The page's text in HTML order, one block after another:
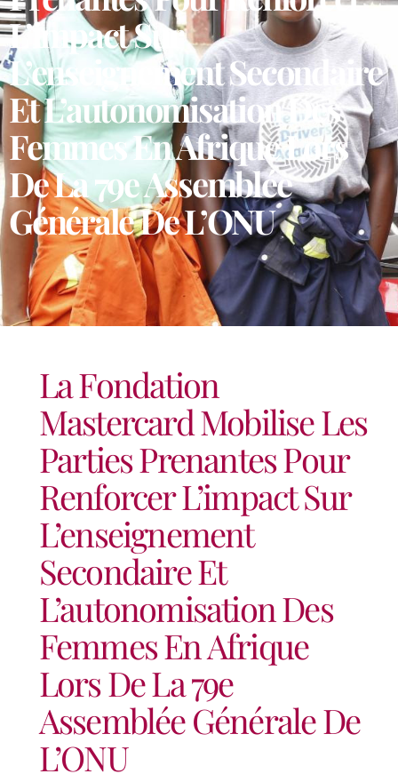
L’impact Sur
L’enseignement Secondaire
Et L’autonomisation Des
Femmes En Afrique Lors
De La 79e Assemblée
Générale De L’ONU
La Fondation
Mastercard Mobilise Les
Parties Prenantes Pour
Renforcer L’impact Sur
L’enseignement
Secondaire Et
L’autonomisation Des
Femmes En Afrique
Lors De La 79e
Assemblée Générale De
L’ONU